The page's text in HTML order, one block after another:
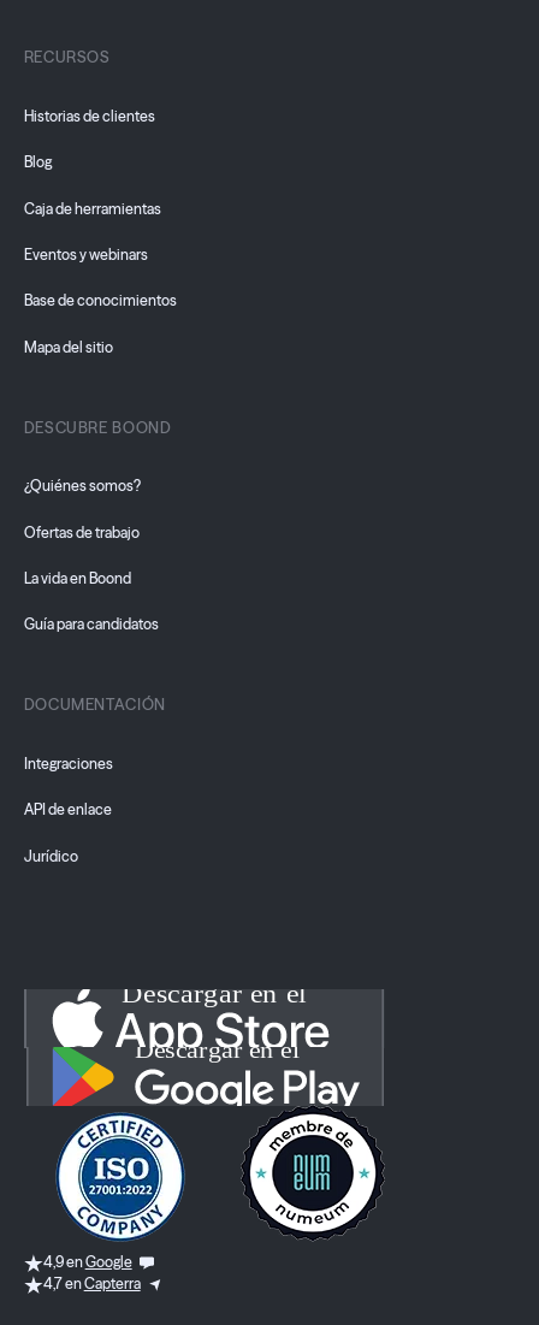
RECURSOS
Historias de clientes
Blog
Caja de herramientas
Eventos y webinars
Base de conocimientos
Mapa del sitio
DESCUBRE BOOND
¿Quiénes somos?
Ofertas de trabajo
La vida en Boond
Guía para candidatos
DOCUMENTACIÓN
Integraciones
API de enlace
Jurídico
4,9 enGoogle
4,7 enCapterra